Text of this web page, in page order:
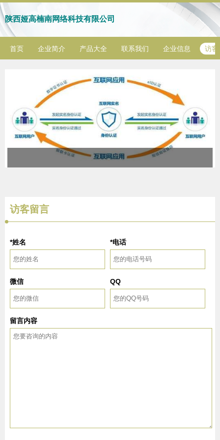
陕西娅高楠南网络科技有限公司
首页 企业简介 产品大全 联系我们 企业信息 访客
访客留言
*姓名 *电话
微信 QQ
留言内容